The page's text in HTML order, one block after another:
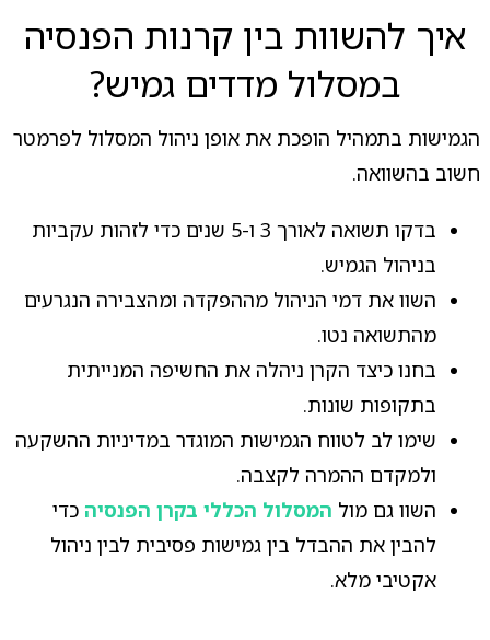
איך להשוות בין קרנות הפנסיה
במסלול מדדים גמיש?
הגמישות בתמהיל הופכת את אופן ניהול המסלול לפרמטר
חשוב בהשוואה.
בדקו תשואה לאורך 3 ו-5 שנים כדי לזהות עקביות
בניהול הגמיש.
השוו את דמי הניהול מההפקדה ומהצבירה הנגרעים
מהתשואה נטו.
בחנו כיצד הקרן ניהלה את החשיפה המנייתית
בתקופות שונות.
שימו לב לטווח הגמישות המוגדר במדיניות ההשקעה
ולמקדם ההמרה לקצבה.
השוו גם מול המסלול הכללי בקרן הפנסיהכדי
להבין את ההבדל בין גמישות פסיבית לבין ניהול
אקטיבי מלא.